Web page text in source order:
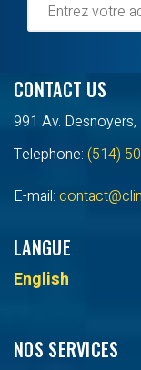
CONTACT US
991 Av. Desnoyers,
Telephone: (514)
E-mail:
LANGUE
English
NOS SERVICES